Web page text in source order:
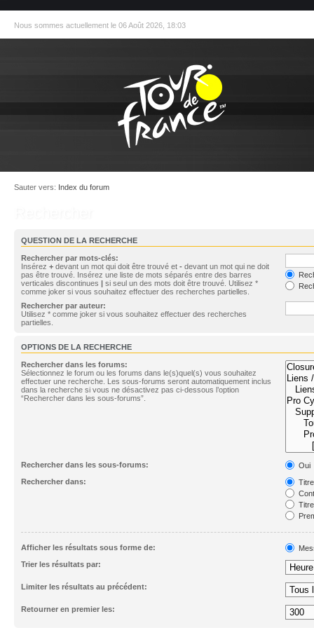
Nous sommes actuellement le 06 Août 2026, 18:03
Sauter vers: Index du forum
QUESTION DE LA RECHERCHE
Rechercher par mots-clés:
Insérez + devant un mot qui doit être trouvé et - devant un mot qui ne doit
pas être trouvé. Insérez une liste de mots séparés entre des barres
verticales discontinues | si seul un des mots doit être trouvé. Utilisez *
comme joker si vous souhaitez effectuer des recherches partielles.
Rechercher par auteur:
Utilisez * comme joker si vous souhaitez effectuer des recherches
partielles.
OPTIONS DE LA RECHERCHE
Rechercher dans les forums:
Sélectionnez le forum ou les forums dans le(s)quel(s) vous souhaitez
effectuer une recherche. Les sous-forums seront automatiquement inclus
dans la recherche si vous ne désactivez pas ci-dessous l’option
“Rechercher dans les sous-forums”.
Rechercher dans les sous-forums:
Oui
Rechercher dans:
Afficher les résultats sous forme de:
Trier les résultats par:
Limiter les résultats au précédent:
Retourner en premier les: